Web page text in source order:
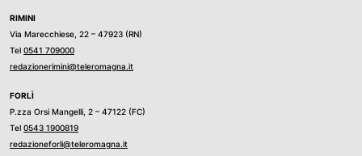
RIMINI
Via Marecchiese, 22 – 47923 (RN)
Tel 0541 709000
redazionerimini@teleromagna.it
FORLÌ
P.zza Orsi Mangelli, 2 – 47122 (FC)
Tel 0543 1900819
redazioneforli@teleromagna.it